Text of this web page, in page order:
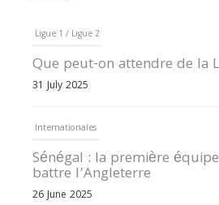
Ligue 1 / Ligue 2
Que peut-on attendre de la
31 July 2025
Internationales
Sénégal : la première
battre l’Angleterre
26 June 2025